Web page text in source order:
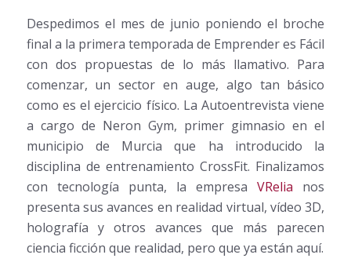
Despedimos el mes de junio poniendo el broche
final a la primera temporada de Emprender es Fácil
con dos propuestas de lo más llamativo. Para
comenzar, un sector en auge, algo tan básico
como es el ejercicio físico. La Autoentrevista viene
a cargo de Neron Gym, primer gimnasio en el
municipio de Murcia que ha introducido la
disciplina de entrenamiento CrossFit. Finalizamos
con tecnología punta, la empresaVRelia nos
presenta sus avances en realidad virtual, vídeo 3D,
holografía y otros avances que más parecen
ciencia ficción que realidad, pero que ya están aquí.